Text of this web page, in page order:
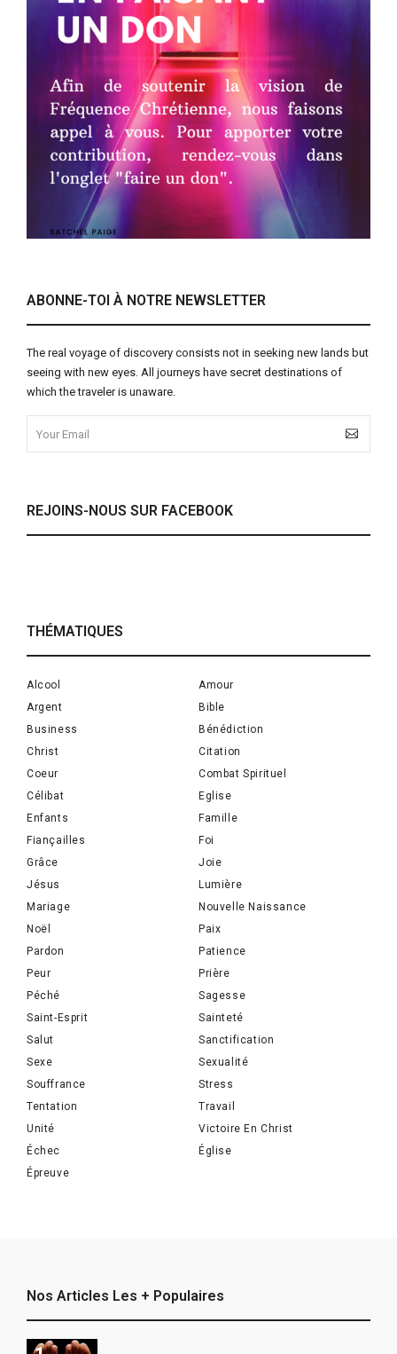
ABONNE-TOI À NOTRE NEWSLETTER
The real voyage of discovery consists not in seeking new lands but
seeing with new eyes. All journeys have secret destinations of
which the traveler is unaware.
REJOINS-NOUS SUR FACEBOOK
THÉMATIQUES
Alcool
Amour
Argent
Bible
Business
Bénédiction
Christ
Citation
Coeur
Combat Spirituel
Célibat
Eglise
Enfants
Famille
Fiançailles
Foi
Grâce
Joie
Jésus
Lumière
Mariage
Nouvelle Naissance
Noël
Paix
Pardon
Patience
Peur
Prière
Péché
Sagesse
Saint-Esprit
Sainteté
Salut
Sanctification
Sexe
Sexualité
Souffrance
Stress
Tentation
Travail
Unité
Victoire En Christ
Échec
Église
Épreuve
Nos Articles Les + Populaires